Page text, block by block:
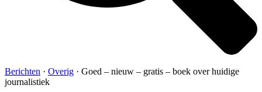
Berichten · Overig · Goed – nieuw – gratis – boek over huidige
journalistiek